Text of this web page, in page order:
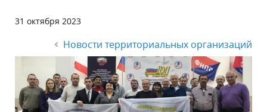
31 октября 2023
Новости территориальных организаций